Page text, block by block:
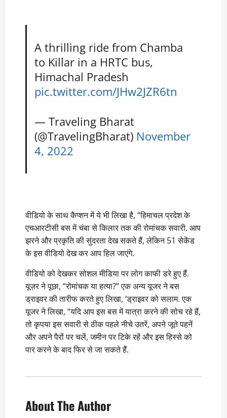
A thrilling ride from Chamba
to Killar in a HRTC bus,
Himachal Pradesh
pic.twitter.com/JHw2JZR6tn
— Traveling Bharat
(@TravelingBharat) November
4, 2022
वीडियो के साथ कैप्शन में ये भी लिखा है, “हिमाचल प्रदेश के
एचआरटीसी बस में चंबा से किलार तक की रोमांचक सवारी. आप
झरने और प्रकृति की सुंदरता देख सकते हैं, लेकिन 51 सेकेंड
के इस वीडियो देख कर आप हिल जाएंगे.
वीडियो को देखकर सोशल मीडिया पर लोग काफी डरे हुए हैं.
यूज़र ने पूछा, “रोमांचक या हत्या?” एक अन्य यूजर ने बस
ड्राइवर की तारीफ करते हुए लिखा, ‘ड्राइवर को सलाम. एक
यूजर ने लिखा, “यदि आप इस बस में यात्रा करने की सोच रहे हैं,
तो कृपया इस सवारी से ठीक पहले नीचे उतरें, अपने जूते पहनें
और अपने पैरों पर चलें, जमीन पर टिके रहें और इस हिस्से को
पार करने के बाद फिर से जा सकते हैं.
About The Author